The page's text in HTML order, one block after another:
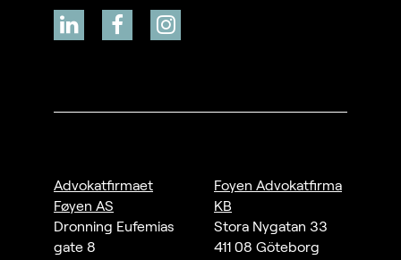
Advokatfirmaet
Føyen AS
Dronning Eufemias
gate 8
Foyen Advokatfirma
KB
Stora Nygatan 33
411 08 Göteborg